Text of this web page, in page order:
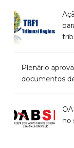
Plenário
documentos
no